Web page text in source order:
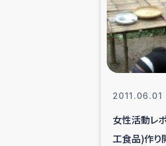
ス
2011.06.01
女性活動レ
工食品)作り